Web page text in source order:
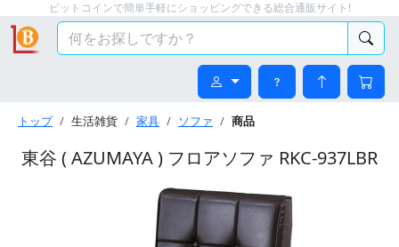
ビットコインで簡単手軽にショッピングできる総合通販サイト!
トップ 生活雑貨 家具 ソファ 商品
東谷 ( AZUMAYA ) フロアソファ RKC-937LBR